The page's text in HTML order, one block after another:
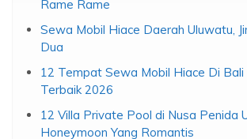
Rame Rame
Sewa Mobil Hiace Daerah Uluwatu,
Dua
12 Tempat Sewa Mobil Hiace Di Bali
Terbaik 2026
12 Villa Private Pool di Nusa Penida